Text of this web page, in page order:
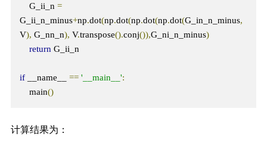
    G_ii_n
=
G_ii_n_minus+np.dot(np.dot(np.dot(np.dot(G_in_n_minus,
V), G_nn_n), V.transpose().conj()),G_ni_n_minus)
return G_ii_n
if __name__ == '__main__':
    main
()
计算结果为：